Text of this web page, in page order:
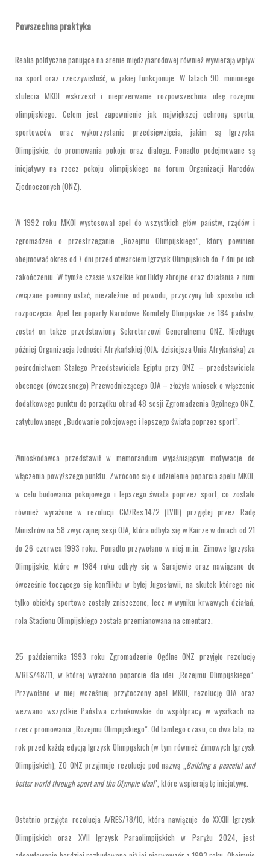
Powszechna praktyka
Realia polityczne panujące na arenie międzynarodowej również wywierają wpływ
na sport oraz rzeczywistość, w jakiej funkcjonuje. W latach 90. minionego
stulecia MKOl wskrzesił i nieprzerwanie rozpowszechnia ideę rozejmu
olimpijskiego. Celem jest zapewnienie jak największej ochrony sportu,
sportowców oraz wykorzystanie przedsięwzięcia, jakim są Igrzyska
Olimpijskie, do promowania pokoju oraz dialogu. Ponadto podejmowane są
inicjatywy na rzecz pokoju olimpijskiego na forum Organizacji Narodów
Zjednoczonych (ONZ).
W 1992 roku MKOl wystosował apel do wszystkich głów państw, rządów i
zgromadzeń o przestrzeganie „Rozejmu Olimpijskiego”, który powinien
obejmować okres od 7 dni przed otwarciem Igrzysk Olimpijskich do 7 dni po ich
zakończeniu. W tymże czasie wszelkie konflikty zbrojne oraz działania z nimi
związane powinny ustać, niezależnie od powodu, przyczyny lub sposobu ich
rozpoczęcia. Apel ten poparły Narodowe Komitety Olimpijskie ze 184 państw,
został on także przedstawiony Sekretarzowi Generalnemu ONZ. Niedługo
później Organizacja Jedności Afrykańskiej (OJA; dzisiejsza Unia Afrykańska) za
pośrednictwem Stałego Przedstawiciela Egiptu przy ONZ – przedstawiciela
obecnego (ówczesnego) Przewodniczącego OJA – złożyła wniosek o włączenie
dodatkowego punktu do porządku obrad 48 sesji Zgromadzenia Ogólnego ONZ,
zatytułowanego „Budowanie pokojowego i lepszego świata poprzez sport”.
Wnioskodawca przedstawił w memorandum wyjaśniającym motywacje do
włączenia powyższego punktu. Zwrócono się o udzielenie poparcia apelu MKOI,
w celu budowania pokojowego i lepszego świata poprzez sport, co zostało
również wyrażone w rezolucji CM/Res.1472 (LVIII) przyjętej przez Radę
Ministrów na 58 zwyczajnej sesji OJA, która odbyła się w Kairze w dniach od 21
do 26 czerwca 1993 roku. Ponadto przywołano w niej m.in. Zimowe Igrzyska
Olimpijskie, które w 1984 roku odbyły się w Sarajewie oraz nawiązano do
ówcześnie toczącego się konfliktu w byłej Jugosławii, na skutek którego nie
tylko obiekty sportowe zostały zniszczone, lecz w wyniku krwawych działań,
rola Stadionu Olimpijskiego została przemianowana na cmentarz.
25 października 1993 roku Zgromadzenie Ogólne ONZ przyjęło rezolucję
A/RES/48/11, w której wyrażono poparcie dla idei „Rozejmu Olimpijskiego”.
Przywołano w niej wcześniej przytoczony apel MKOI, rezolucję OJA oraz
wezwano wszystkie Państwa członkowskie do współpracy w wysiłkach na
rzecz promowania „Rozejmu Olimpijskiego”. Od tamtego czasu, co dwa lata, na
rok przed każdą edycją Igrzysk Olimpijskich (w tym również Zimowych Igrzysk
Olimpijskich), ZO ONZ przyjmuje rezolucje pod nazwą „ Building a peaceful and
better world through sport and the Olympic ideal”, które wspierają tę inicjatywę.
Ostatnio przyjęta rezolucja A/RES/78/10, która nawiązuje do XXXIII Igrzysk
Olimpijskich oraz XVII Igrzysk Paraolimpijskich w Paryżu 2024, jest